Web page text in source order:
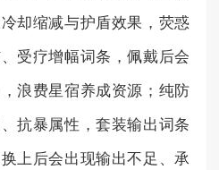
却缩减与护盾效果，荧惑
受疗增幅词条，佩戴后会
浪费星宿养成资源；纯防
抗暴属性，套装输出词条
上后会出现输出不足、承